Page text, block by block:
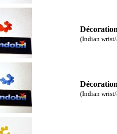
(Indian
(Indian